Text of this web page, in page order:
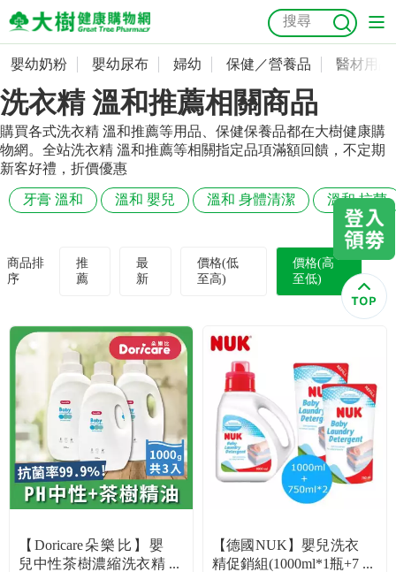
嬰幼奶粉
嬰幼尿布
婦幼
保健／營養品
醫材用品
美容／個人清潔
食品／健康食補
名人嚴選
優惠活動
抗菌 尿布 大樹獨家 益生菌 魚油 幼兒米餅 貓砂
奶瓶奶嘴
會員資料及密碼修改
常用收件人清單
訂單查詢
收藏清單
紅利點數查詢
優惠券領取
優惠券查詢
嬰幼奶粉 嬰幼尿布 婦幼 保健／營養品 醫材用品
洗衣精 溫和推薦相關商品
購買各式洗衣精 溫和推薦等用品、保健保養品都在大樹健康購
物網。全站洗衣精 溫和推薦等相關指定品項滿額回饋，不定期
新客好禮，折價優惠
牙膏 溫和 溫和 嬰兒 溫和 身體清潔 溫和 抗菌
商品排
序
推
薦
最
新
價格(低
至高)
價格(高
至低)
【Doricare朵樂比】嬰
兒中性茶樹濃縮洗衣精
【德國NUK】嬰兒洗衣
精促銷組(1000ml*1瓶+7